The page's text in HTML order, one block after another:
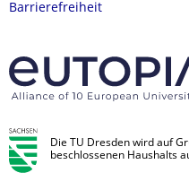
Barrierefreiheit
Die TU Dresden wird auf
beschlossenen Haushalts